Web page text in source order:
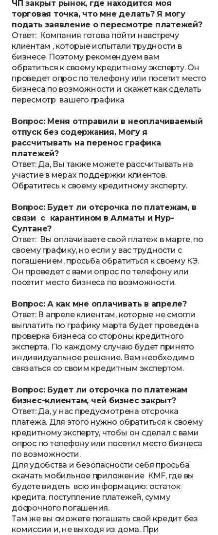
ЧП закрыт рынок, где находится моя
торговая точка, что мне делать? Я могу
подать заявление о пересмотре платежей?
Ответ: Компания готова пойти навстречу
клиентам , которые испытали трудности в
бизнесе. Поэтому рекомендуем вам
обратиться к своему кредитному эксперту. Он
проведет опрос по телефону или посетит место
бизнеса по возможности и скажет как сделать
пересмотр вашего графика
Вопрос: Меня отправили в неоплачиваемый
отпуск без содержания. Могу я
рассчитывать на перенос графика
платежей?
Ответ: Да, Вы также можете рассчитывать на
участие в мерах поддержки клиентов.
Обратитесь к своему кредитному эксперту.
Вопрос: Будет ли отсрочка по платежам, в
связи с карантином в Алматы и Нур-
Султане?
Ответ: Вы оплачиваете свой платеж в марте, по
своему графику, но если у вас трудности с
погашением, просьба обратиться к своему КЭ.
Он проведет с вами опрос по телефону или
посетит место бизнеса по возможности.
Вопрос: А как мне оплачивать в апреле?
Ответ: В апреле клиентам, которые не смогли
выплатить по графику марта будет проведена
проверка бизнеса со стороны кредитного
эксперта. По каждому случаю будет принято
индивидуальное решение. Вам необходимо
связаться со своим кредитным экспертом.
Вопрос: Будет ли отсрочка по платежам
бизнес-клиентам, чей бизнес закрыт?
Ответ: Да, у нас предусмотрена отсрочка
платежа. Для этого нужно обратиться к своему
кредитному эксперту, чтобы он сделал с вами
опрос по телефону или посетил место бизнеса
по возможности.
Для удобства и безопасности себя просьба
скачать мобильное приложение КМF, где вы
будете видеть всю информацию: остаток
кредита, поступление платежей, сумму
досрочного погашения.
Там же вы сможете погашать свой кредит без
комиссии и, не выходя из дома. При